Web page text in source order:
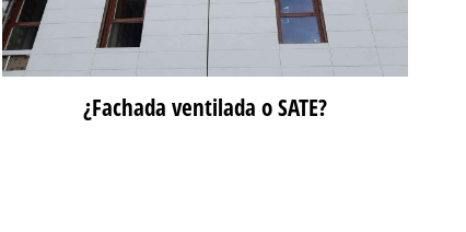
¿Fachada ventilada o SATE?